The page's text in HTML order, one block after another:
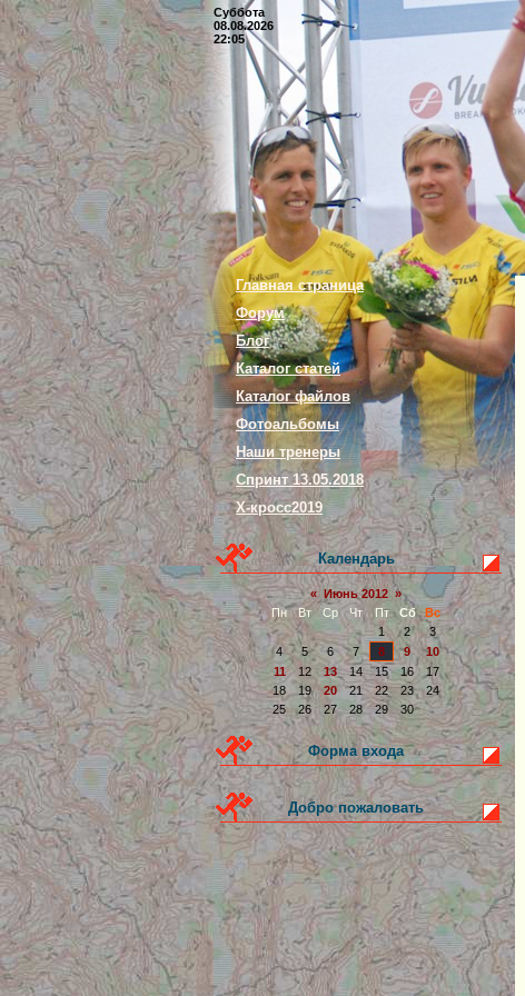
Суббота
08.08.2026
22:05
Главная страница
Форум
Блог
Каталог статей
Каталог файлов
Фотоальбомы
Наши тренеры
Спринт 13.05.2018
Х-кросс2019
Календарь
« Июнь 2012 »
Пн
Вт Ср Чт Пт Сб
Вс
1
2
3
4
5 6 7 8 9
10
11
12 13 14 15 16
17
18
19 20 21 22 23
24
25
26 27 28 29 30
Форма входа
Добро пожаловать